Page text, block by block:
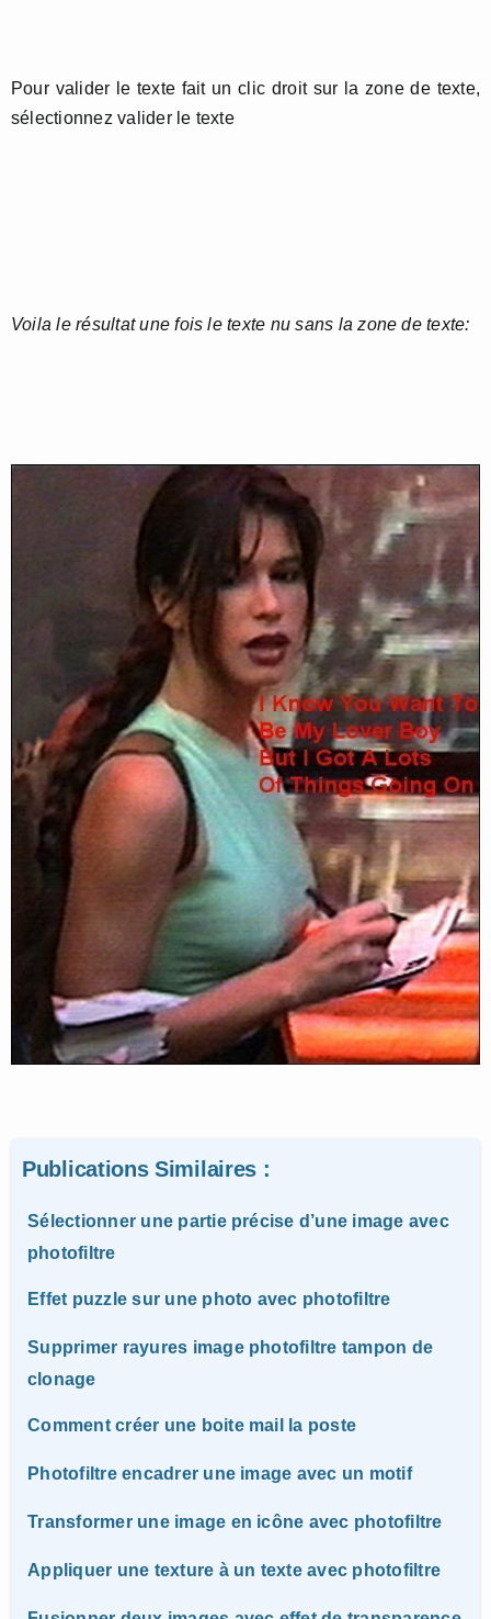
Pour valider le texte fait un clic droit sur la zone de texte,
sélectionnez valider le texte
Voila le résultat une fois le texte nu sans la zone de texte:
Publications Similaires :
Sélectionner une partie précise d’une image avec
photofiltre
Effet puzzle sur une photo avec photofiltre
Supprimer rayures image photofiltre tampon de
clonage
Comment créer une boite mail la poste
Photofiltre encadrer une image avec un motif
Transformer une image en icône avec photofiltre
Appliquer une texture à un texte avec photofiltre